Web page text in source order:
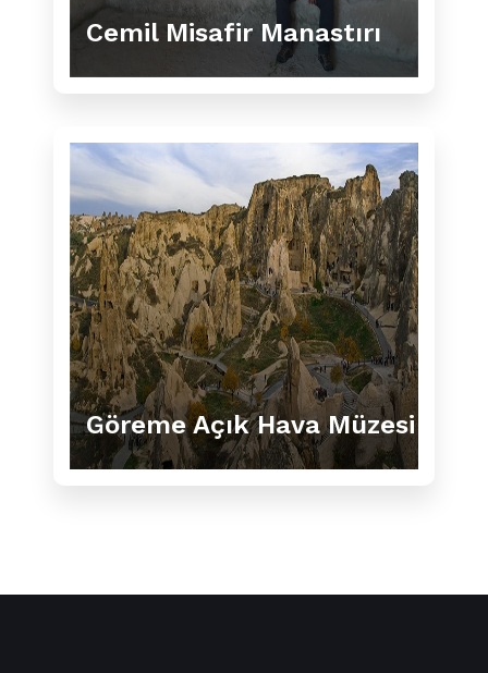
Cemil Misafir Manastırı
Göreme Açık Hava Müzesi